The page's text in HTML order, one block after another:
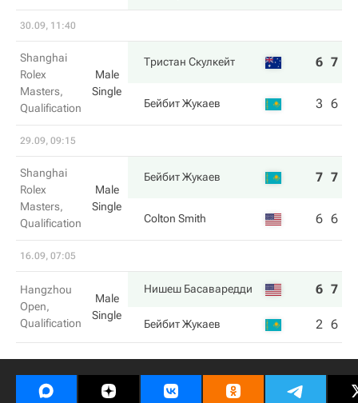
30.09, 11:40
Shanghai
Rolex
Masters,
Qualification
Male
Single
Тристан Скулкейт 6 7
Бейбит Жукаев 3 6
29.09, 09:15
Shanghai
Rolex
Masters,
Qualification
Male
Single
Бейбит Жукаев 7 7
Colton Smith 6 6
16.09, 07:05
Hangzhou
Open,
Qualification
Male
Single
Нишеш Басаваредди 6 7
Бейбит Жукаев 2 6